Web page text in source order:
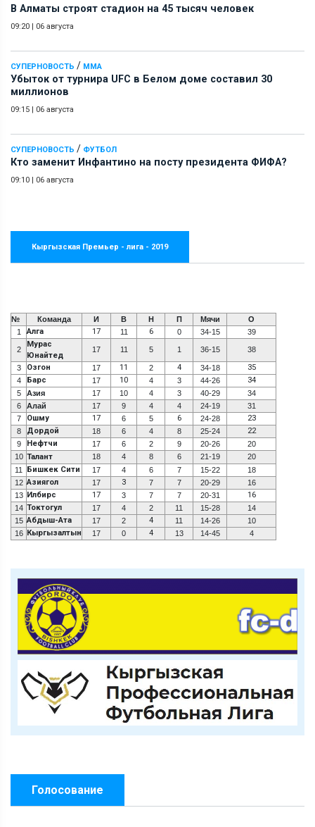
В Алматы строят стадион на 45 тысяч человек
09:20 06 августа
СУПЕРНОВОСТЬ / ММА
Убыток от турнира UFC в Белом доме составил 30
миллионов
09:15 06 августа
СУПЕРНОВОСТЬ / ФУТБОЛ
Кто заменит Инфантино на посту президента ФИФА?
09:10 06 августа
Кыргызская Премьер - лига - 2019
№ Команда И В Н П Мячи
О
1
Алга 17 11 6 0 34-15 39
2
Мурас
Юнайтед
17 11 5 1 36-15 38
3 Озгон 17 11 2 4 34-18 35
4 Барс 17 10 4 3 44-26 34
5 Азия 17 10 4 3 40-29
34
6
Алай 17 9 4 4 24-19
31
7
Ошму 17 6 5 6 24-28 23
8 Дордой 18 6 4 8 25-24 22
9 Нефтчи 17 6 2 9 20-26
20
10 Талант 18 4 8 6 21-19
20
11
Бишкек Сити 17 4 6 7 15-22
18
12 Азиягол 17 3 7 7 20-29
16
13
Илбирс 17 3 7 7 20-31 16
14 Токтогул 17 4 2 11 15-28
14
15 Абдыш-Ата 17 2 4 11 14-26
10
16
Кыргызалтын 17 0 4 13 14-45 4
Голосование